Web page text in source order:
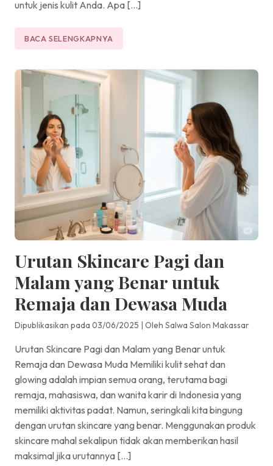
untuk jenis kulit Anda. Apa […]
BACA SELENGKAPNYA
Urutan Skincare Pagi dan
Malam yang Benar untuk
Remaja dan Dewasa Muda
Dipublikasikan pada 03/06/2025 | Oleh Salwa Salon Makassar
Urutan Skincare Pagi dan Malam yang Benar untuk
Remaja dan Dewasa Muda Memiliki kulit sehat dan
glowing adalah impian semua orang, terutama bagi
remaja, mahasiswa, dan wanita karir di Indonesia yang
memiliki aktivitas padat. Namun, seringkali kita bingung
dengan urutan skincare yang benar. Menggunakan produk
skincare mahal sekalipun tidak akan memberikan hasil
maksimal jika urutannya […]